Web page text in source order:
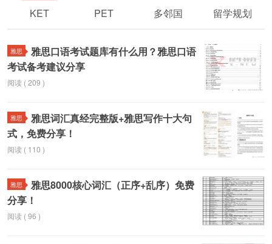
KET
PET 多邻国 留学规划
雅思
雅思口语考试题库有什么用？雅思口语
考试备考建议分享
阅读 ( 209 )
雅思
雅思词汇真经完整版+雅思写作十大句
式，免费分享！
阅读 ( 110 )
雅思
雅思8000核心词汇（正序+乱序）免费
分享！
阅读 ( 96 )